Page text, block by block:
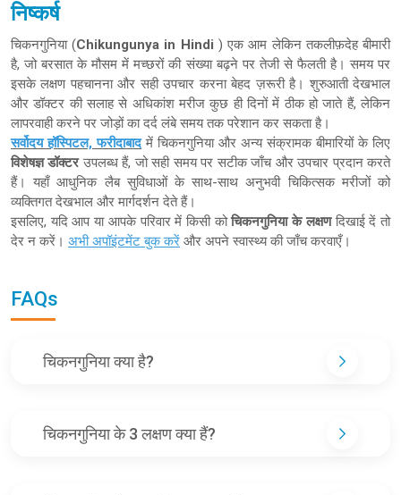
निष्कर्ष
चिकनगुनिया (Chikungunya in Hindi ) एक आम लेकिन तकलीफ़देह बीमारी
है, जो बरसात के मौसम में मच्छरों की संख्या बढ़ने पर तेजी से फैलती है। समय पर
इसके लक्षण पहचानना और सही उपचार करना बेहद ज़रूरी है। शुरुआती देखभाल
और डॉक्टर की सलाह से अधिकांश मरीज कुछ ही दिनों में ठीक हो जाते हैं, लेकिन
लापरवाही करने पर जोड़ों का दर्द लंबे समय तक परेशान कर सकता है।
सर्वोदय हॉस्पिटल, फरीदाबादमें चिकनगुनिया और अन्य संक्रामक बीमारियों के लिए
विशेषज्ञ डॉक्टरउपलब्ध हैं, जो सही समय पर सटीक जाँच और उपचार प्रदान करते
हैं। यहाँ आधुनिक लैब सुविधाओं के साथ-साथ अनुभवी चिकित्सक मरीजों को
व्यक्तिगत देखभाल और मार्गदर्शन देते हैं।
इसलिए, यदि आप या आपके परिवार में किसी कोचिकनगुनिया के लक्षणदिखाई दें तो
देर न करें। अभी अपॉइंटमेंट बुक करें और अपने स्वास्थ्य की जाँच करवाएँ।
FAQs
चिकनगुनिया क्या है?
चिकनगुनिया के 3 लक्षण क्या हैं?